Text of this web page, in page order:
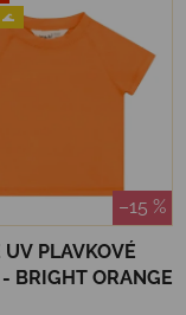
🌊
–15 %
UV PLAVKOVÉ
BRIGHT ORANGE